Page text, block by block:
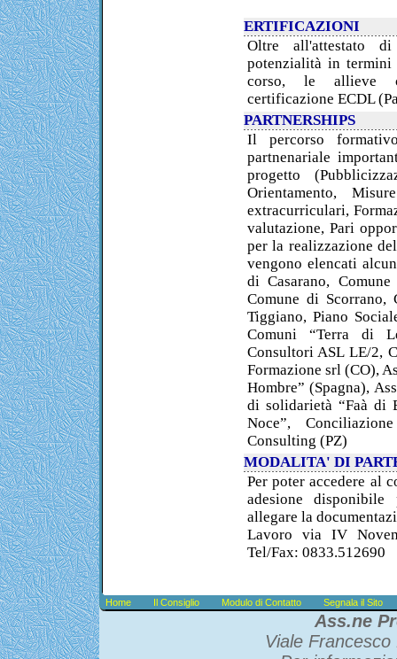
ERTIFICAZIONI
Oltre all'attestato di
potenzialità in
corso, le allieve
certificazione ECDL
PARTNERSHIPS
Il percorso
partnenariale
progetto
Orientamento,
extracurriculari,
valutazione, Pari
per la realizzazione
vengono elencati
di Casarano,
Comune di Scorrano,
Tiggiano, Piano
Comuni “Terra di
Consultori ASL LE/2,
Formazione srl (CO),
Hombre” (Spagna),
di solidarietà “Faà di
Noce”,
Consulting (PZ)
MODALITA' DI
Per poter accedere al
adesione
allegare la
Lavoro via IV
Tel/Fax: 0833.512690
Home Il Consiglio Modulo di Contatto Segnala il Sito
Ass.ne
Viale